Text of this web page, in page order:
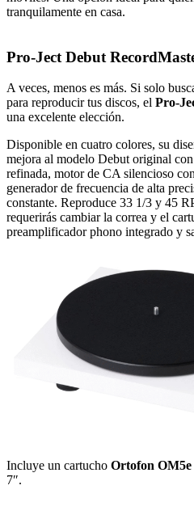
tranquilamente en casa.
Pro-Ject Debut
A veces, menos es más. Si solo
para reproducir tus discos, el Pro-
una excelente elección.
Disponible en cuatro colores, su
mejora al modelo Debut original
refinada, motor de CA silencioso
generador de frecuencia de alta
constante. Reproduce 33 1/3 y 45
requerirás cambiar la correa y el
preamplificador phono integrado y
Incluye un cartucho Ortofon OM5e
7″.